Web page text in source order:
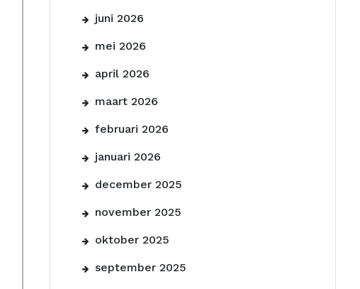
juni 2026
mei 2026
april 2026
maart 2026
februari 2026
januari 2026
december 2025
november 2025
oktober 2025
september 2025